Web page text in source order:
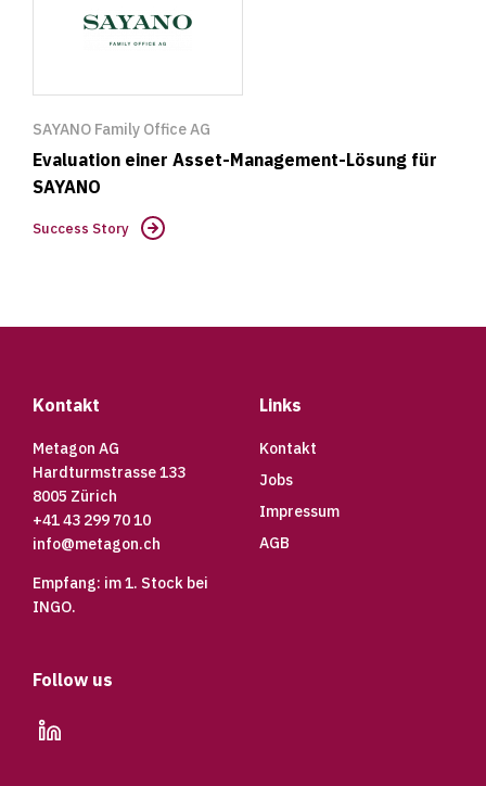
SAYANO Family Office AG
Evaluation einer Asset-Management-Lösung für
SAYANO
Success Story
Kontakt
Metagon AG
Hardturmstrasse 133
8005 Zürich
+41 43 299 70 10
info@metagon.ch
Empfang: im 1. Stock bei
INGO.
Links
Kontakt
Jobs
Impressum
AGB
Follow us